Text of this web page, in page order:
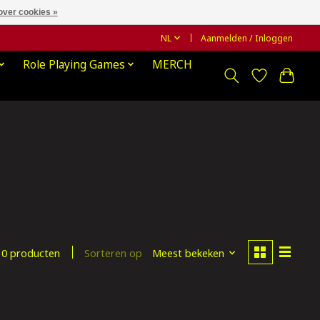
NL Aanmelden / Inloggen
Role Playing Games
MERCH
0 producten Sorteren op Meest bekeken
cookies »